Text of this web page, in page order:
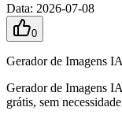
Data: 2026-07-08
0
Gerador de Imagens
Gerador de Imagens
grátis, sem